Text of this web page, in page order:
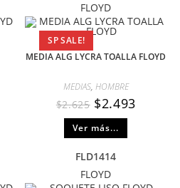
FLOYD
SP SALE!
MEDIA ALG LYCRA TOALLA FLOYD
MEDIAS, HOMBRE
$2.625 $2.493
Ver más...
FLD1414
FLOYD